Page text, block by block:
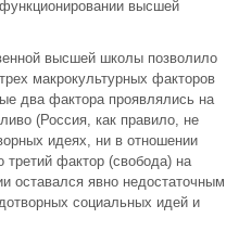
высшей
высшей школы позволило
макрокультурных факторов
два фактора проявлялись на
(Россия, как правило, не
идеях, ни в отношении
третий фактор (свобода) на
оставался явно недостаточным
социальных идей и